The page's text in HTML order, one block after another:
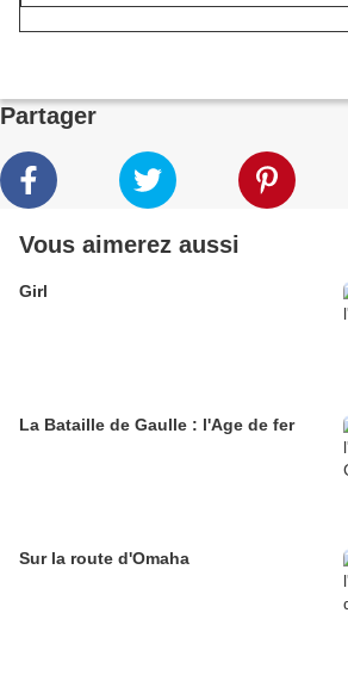
Partager
Vous aimerez aussi
Girl
La Bataille de Gaulle : l'Age de fer
Sur la route d'Omaha